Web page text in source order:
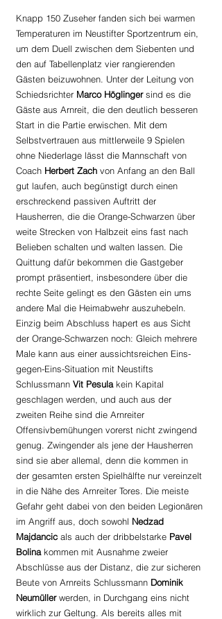
Knapp 150 Zuseher fanden sich bei warmen
Temperaturen im Neustifter Sportzentrum ein,
um dem Duell zwischen dem Siebenten und
den auf Tabellenplatz vier rangierenden
Gästen beizuwohnen. Unter der Leitung von
Schiedsrichter Marco Höglinger sind es die
Gäste aus Arnreit, die den deutlich besseren
Start in die Partie erwischen. Mit dem
Selbstvertrauen aus mittlerweile 9 Spielen
ohne Niederlage lässt die Mannschaft von
Coach Herbert Zach von Anfang an den Ball
gut laufen, auch begünstigt durch einen
erschreckend passiven Auftritt der
Hausherren, die die Orange-Schwarzen über
weite Strecken von Halbzeit eins fast nach
Belieben schalten und walten lassen. Die
Quittung dafür bekommen die Gastgeber
prompt präsentiert, insbesondere über die
rechte Seite gelingt es den Gästen ein ums
andere Mal die Heimabwehr auszuhebeln.
Einzig beim Abschluss hapert es aus Sicht
der Orange-Schwarzen noch: Gleich mehrere
Male kann aus einer aussichtsreichen Eins-
gegen-Eins-Situation mit Neustifts
Schlussmann Vit Pesula kein Kapital
geschlagen werden, und auch aus der
zweiten Reihe sind die Arnreiter
Offensivbemühungen vorerst nicht zwingend
genug. Zwingender als jene der Hausherren
sind sie aber allemal, denn die kommen in
der gesamten ersten Spielhälfte nur vereinzelt
in die Nähe des Arnreiter Tores. Die meiste
Gefahr geht dabei von den beiden Legionären
im Angriff aus, doch sowohl Nedzad
Majdancic als auch der dribbelstarke Pavel
Bolina kommen mit Ausnahme zweier
Abschlüsse aus der Distanz, die zur sicheren
Beute von Arnreits Schlussmann Dominik
Neumüller werden, in Durchgang eins nicht
wirklich zur Geltung. Als bereits alles mit